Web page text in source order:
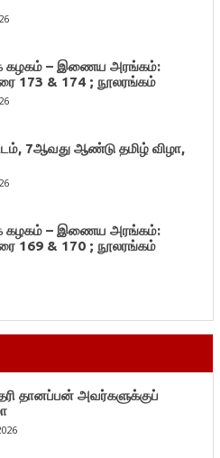
கழகம் – இணைய அரங்கம்:
173 & 174 ; நூலரங்கம்
7ஆவது ஆண்டு தமிழ் விழா,
கழகம் – இணைய அரங்கம்:
169 & 170 ; நூலரங்கம்
தானப்பன் அவர்களுக்குப்